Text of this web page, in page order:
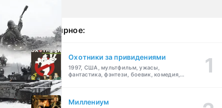
Популярное:
Охотники за привидениями
1997, США, мультфильм, ужасы,
фантастика, фэнтези, боевик, комедия,
Миллениум